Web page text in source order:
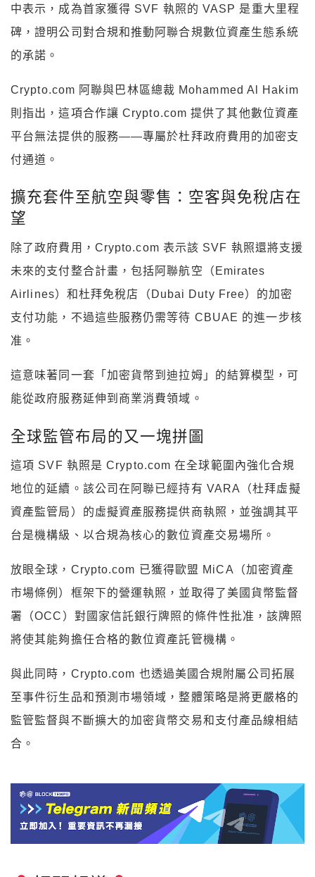
中表示，成為首家獲得 SVF 執照的 VASP 是重大里程
碑，證明公司對合規和推動阿聯合規數位資產生態系統
的承諾。
Crypto.com 阿聯與巴林區總裁 Mohammed Al Hakim
則指出，這項合作讓 Crypto.com 提供了其他數位資產
平台無法提供的服務——專屬於杜拜政府費用的加密支
付通道。
擴充套件至航空與零售：空客與免稅店在
望
除了政府費用，Crypto.com 表示該 SVF 執照還將支援
未來的支付整合計畫，包括阿聯航空（Emirates
Airlines）和杜拜免稅店（Dubai Duty Free）的加密
支付功能，不過這些服務仍需等待 CBUAE 的進一步核
准。
這意味著同一套「加密貨幣到迪拉姆」的結算模型，可
能從政府服務延伸到商業消費領域。
全球監管布局的又一塊拼圖
這項 SVF 執照是 Crypto.com 在全球範圍內強化合規
地位的延續。該公司在阿聯已經持有 VARA（杜拜虛擬
資產監管局）的虛擬資產服務提供商執照，並強調其平
台是機構級、以合規為核心的數位資產交易場所。
放眼全球，Crypto.com 已獲得歐盟 MiCA（加密資產
市場條例）框架下的營運執照，並取得了美國貨幣監督
署（OCC）對國家信託銀行牌照的條件性批准，該牌照
將使其能夠擔任合格的數位資產託管機構。
與此同時，Crypto.com 也透過美國合規附屬公司拓展
至事件衍生品和預測市場領域，整體策略是將更嚴格的
監管監督與不斷擴大的加密貨幣交易和支付產品線相結
合。